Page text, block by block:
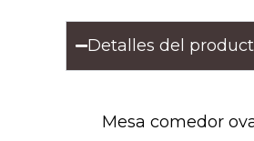
Detalles del
Mesa comedor